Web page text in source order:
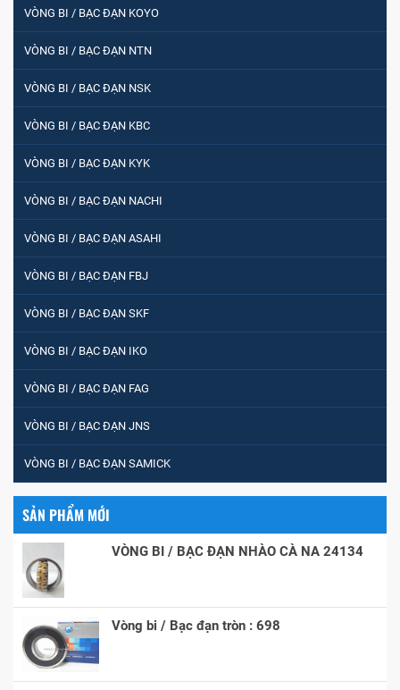
VÒNG BI / BẠC ĐẠN KOYO
VÒNG BI / BẠC ĐẠN NTN
VÒNG BI / BẠC ĐẠN NSK
VÒNG BI / BẠC ĐẠN KBC
VÒNG BI / BẠC ĐẠN KYK
VÒNG BI / BẠC ĐẠN NACHI
VÒNG BI / BẠC ĐẠN ASAHI
VÒNG BI / BẠC ĐẠN FBJ
VÒNG BI / BẠC ĐẠN SKF
VÒNG BI / BẠC ĐẠN IKO
VÒNG BI / BẠC ĐẠN FAG
VÒNG BI / BẠC ĐẠN JNS
VÒNG BI / BẠC ĐẠN SAMICK
SẢN PHẨM MỚI
VÒNG BI / BẠC ĐẠN NHÀO CÀ NA 24134
Vòng bi / Bạc đạn tròn : 698